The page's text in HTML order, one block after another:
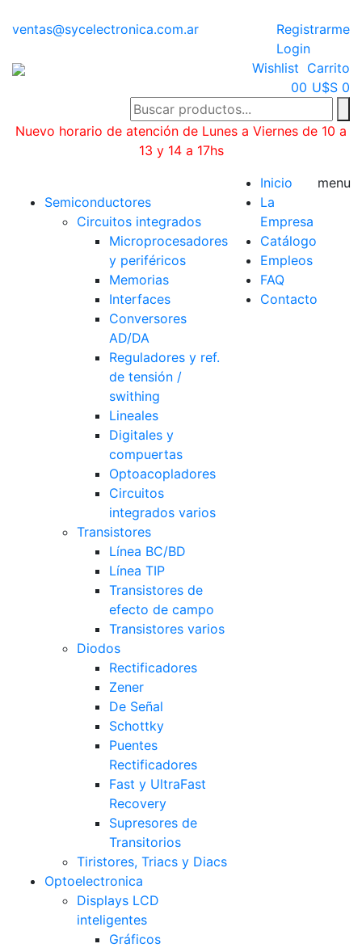
ventas@sycelectronica.com.ar
Registrarme
Login
Wishlist
00
Carrito
U$S 0
Nuevo horario de atención de Lunes a Viernes de 10 a
13 y 14 a 17hs
Semiconductores
Circuitos integrados
Microprocesadores
y periféricos
Memorias
Interfaces
Conversores
AD/DA
Reguladores y ref.
de tensión /
swithing
Lineales
Digitales y
compuertas
Optoacopladores
Circuitos
integrados varios
Transistores
Línea BC/BD
Línea TIP
Transistores de
efecto de campo
Transistores varios
Diodos
Rectificadores
Zener
De Señal
Schottky
Puentes
Rectificadores
Fast y UltraFast
Recovery
Supresores de
Transitorios
Tiristores, Triacs y Diacs
Optoelectronica
Displays LCD
inteligentes
Gráficos
Inicio
La
Empresa
Catálogo
Empleos
FAQ
Contacto
menu